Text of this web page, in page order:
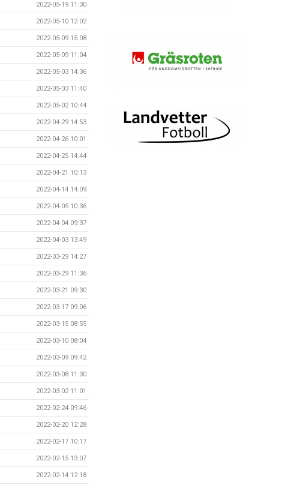
2022-05-19 11:30
2022-05-10 12:02
2022-05-09 15:08
2022-05-09 11:04
2022-05-03 14:36
2022-05-03 11:40
2022-05-02 10:44
2022-04-29 14:53
2022-04-26 10:01
2022-04-25 14:44
2022-04-21 10:13
2022-04-14 14:09
2022-04-05 10:36
2022-04-04 09:37
2022-04-03 13:49
2022-03-29 14:27
2022-03-29 11:36
2022-03-21 09:30
2022-03-17 09:06
2022-03-15 08:55
2022-03-10 08:04
2022-03-09 09:42
2022-03-08 11:30
2022-03-02 11:01
2022-02-24 09:46
2022-02-20 12:28
2022-02-17 10:17
2022-02-15 13:07
2022-02-14 12:18